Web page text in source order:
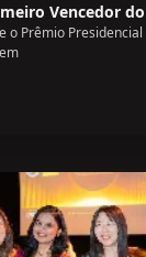
Vencedor
o Prêmio